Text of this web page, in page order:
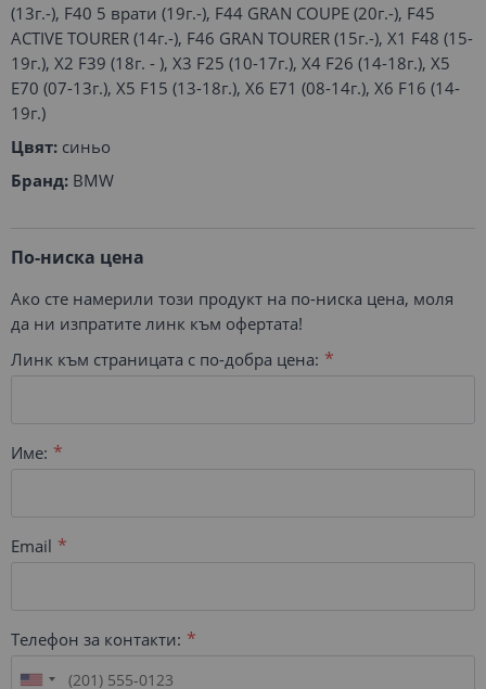
(13г.-), F40 5 врати (19г.-), F44 GRAN COUPE (20г.-), F45
ACTIVE TOURER (14г.-), F46 GRAN TOURER (15г.-), X1 F48 (15-
19г.), X2 F39 (18г. - ), X3 F25 (10-17г.), X4 F26 (14-18г.), X5
E70 (07-13г.), X5 F15 (13-18г.), X6 E71 (08-14г.), X6 F16 (14-
19г.)
Цвят: синьо
Бранд: BMW
По-ниска цена
Ако сте намерили този продукт на по-ниска цена, моля
да ни изпратите линк към офертата!
Линк към страницата с по-добра цена:
Име:
Email
Телефон за контакти: